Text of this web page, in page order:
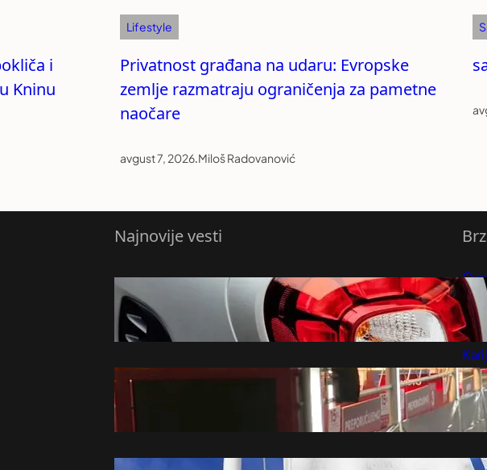
i
Kninu
Lifestyle
Privatnost građana na udaru: Evropske
zemlje razmatraju ograničenja za pametne
naočare
avgust 7, 2026.Miloš Radovanović
Najnovije vesti
Smart otkrio novi gradski električni
automobil na potpuno neobičan način
(FOTO)
avgust 8, 2026
Nedeljnik: Najveći izdavači neće
učestvovati na ovogodišnjem Sajmu
knjiga – Vesti iz Srbije, regiona i sveta
Postignut dogovor Libana i Izraela o
O